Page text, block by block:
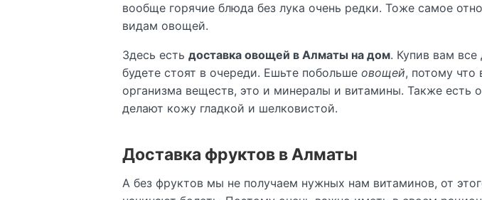
вообще горячие блюда без лука очень редки. Тоже самое
видам овощей.
Здесь есть доставка овощей в Алматы на дом. Купив вам
будете стоят в очереди. Ешьте побольше овощей, потому что
организма веществ, это и минералы и витамины. Также
делают кожу гладкой и шелковистой.
Доставка фруктов в Алматы
А без фруктов мы не получаем нужных нам витаминов, от